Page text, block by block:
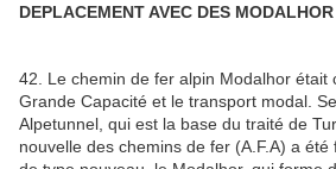
DEPLACEMENT AVEC DES MODALHOR
42. Le chemin de fer alpin Modalhor était
Grande Capacité et le transport modal.
Alpetunnel, qui est la base du traité de
nouvelle des chemins de fer (A.F.A) a